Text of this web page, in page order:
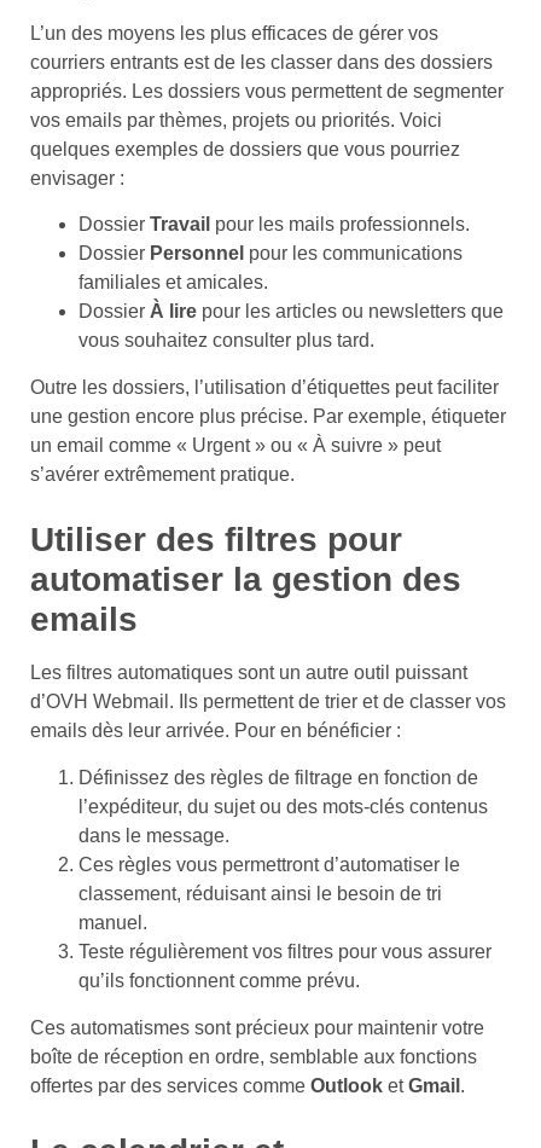
L’un des moyens les plus efficaces de gérer vos
courriers entrants est de les classer dans des dossiers
appropriés. Les dossiers vous permettent de segmenter
vos emails par thèmes, projets ou priorités. Voici
quelques exemples de dossiers que vous pourriez
envisager :
Dossier Travail pour les mails professionnels.
Dossier Personnel pour les communications
familiales et amicales.
Dossier À lire pour les articles ou newsletters que
vous souhaitez consulter plus tard.
Outre les dossiers, l’utilisation d’étiquettes peut faciliter
une gestion encore plus précise. Par exemple, étiqueter
un email comme « Urgent » ou « À suivre » peut
s’avérer extrêmement pratique.
Utiliser des filtres pour
automatiser la gestion des
emails
Les filtres automatiques sont un autre outil puissant
d’OVH Webmail. Ils permettent de trier et de classer vos
emails dès leur arrivée. Pour en bénéficier :
Définissez des règles de filtrage en fonction de
l’expéditeur, du sujet ou des mots-clés contenus
dans le message.
Ces règles vous permettront d’automatiser le
classement, réduisant ainsi le besoin de tri
manuel.
Teste régulièrement vos filtres pour vous assurer
qu’ils fonctionnent comme prévu.
Ces automatismes sont précieux pour maintenir votre
boîte de réception en ordre, semblable aux fonctions
offertes par des services comme Outlook etGmail .